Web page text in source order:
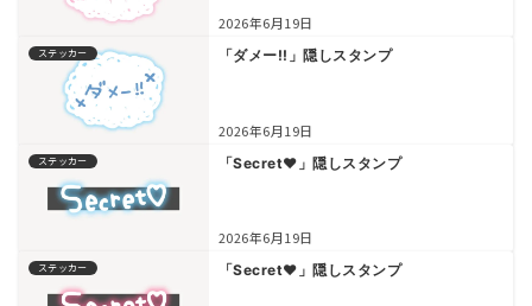
2026年6月19日
ステッカー 「ダメー!!」隠しスタンプ
2026年6月19日
ステッカー 「Secret♥」隠しスタンプ
2026年6月19日
ステッカー 「Secret♥」隠しスタンプ